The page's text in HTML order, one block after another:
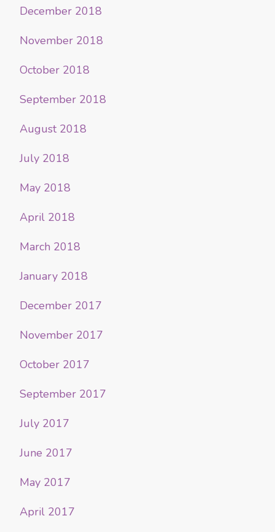
December 2018
November 2018
October 2018
September 2018
August 2018
July 2018
May 2018
April 2018
March 2018
January 2018
December 2017
November 2017
October 2017
September 2017
July 2017
June 2017
May 2017
April 2017